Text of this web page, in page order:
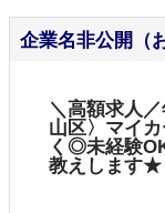
企業名非公開（
＼高額求人
山区〉マイ
く◎未経験
教えします★